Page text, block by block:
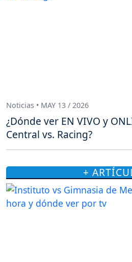
Noticias • MAY 13 / 2026
¿Dónde ver EN VIVO y
Central vs. Racing?
+